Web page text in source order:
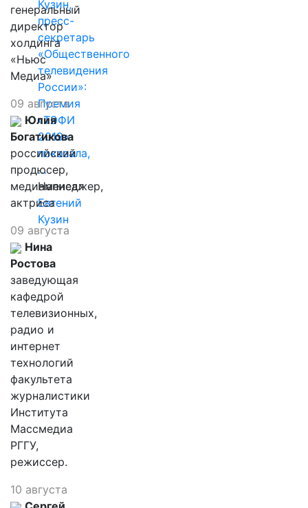
Кузин,
пресс-
секретарь
«Общественного
телевидения
России»:
Премия
«ТЭФИ
2019»
показала,
…
Написал
Евгений
Кузин
генеральный
директор
холдинга
«Ньюс
Медиа»
09 августа
Юлия
Богатикова
российский
продюсер,
медиаменеджер,
актриса
09 августа
Нина
Ростова
заведующая
кафедрой
телевизионных,
радио и
интернет
технологий
факультета
журналистики
Института
Массмедиа
РГГУ,
режиссер.
10 августа